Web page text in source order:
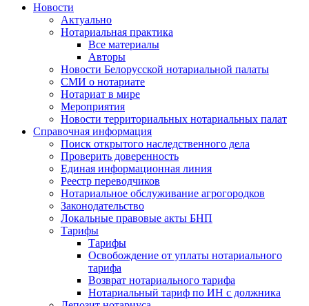
Новости
Актуально
Нотариальная практика
Все материалы
Авторы
Новости Белорусской нотариальной палаты
СМИ о нотариате
Нотариат в мире
Мероприятия
Новости территориальных нотариальных палат
Справочная информация
Поиск открытого наследственного дела
Проверить доверенность
Единая информационная линия
Реестр переводчиков
Нотариальное обслуживание агрогородков
Законодательство
Локальные правовые акты БНП
Тарифы
Тарифы
Освобождение от уплаты нотариального
тарифа
Возврат нотариального тарифа
Нотариальный тариф по ИН с должника